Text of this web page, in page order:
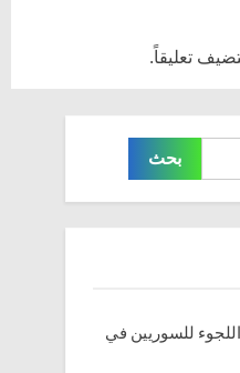
P
تعليقاً.
للسوريين في